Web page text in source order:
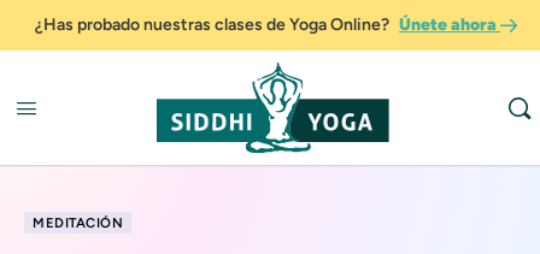
¿Has probado nuestras clases de Yoga Online? Únete ahora
MEDITACIÓN